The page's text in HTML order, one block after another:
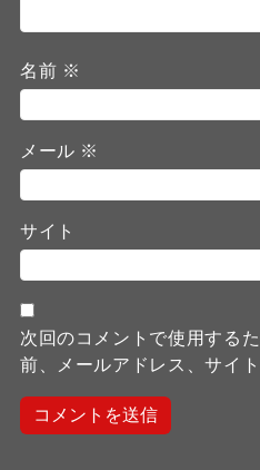
名前 ※
メール ※
サイト
次回のコメントで使用する
前、メールアドレス、サイト